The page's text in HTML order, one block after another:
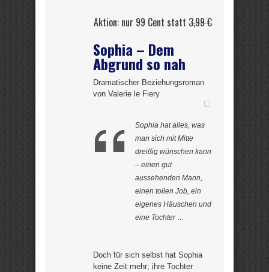
Aktion: nur 99 Cent statt3,99 €
Sophia – Dem
Abgrund so nah
Dramatischer Beziehungsroman
von Valerie le Fiery
Sophia hat alles, was
man sich mit Mitte
dreißig wünschen kann
– einen gut
aussehenden Mann,
einen tollen Job, ein
eigenes Häuschen und
eine Tochter …
Doch für sich selbst hat Sophia
keine Zeit mehr; ihre Tochter